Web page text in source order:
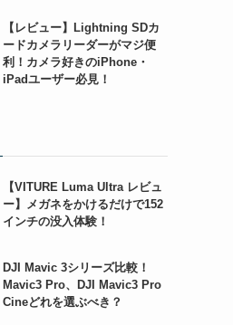
【レビュー】Lightning SDカ
ードカメラリーダーがマジ便
利！カメラ好きのiPhone・
iPadユーザー必見！
【VITURE Luma Ultra レビュ
ー】メガネをかけるだけで152
インチの没入体験！
DJI Mavic 3シリーズ比較！
Mavic3 Pro、DJI Mavic3 Pro
Cineどれを選ぶべき？